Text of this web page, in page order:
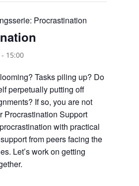
Procrastination
15:00
Tasks piling up? Do
perpetually putting off
If so, you are not
Procrastination Support
with practical
from peers facing the
Let’s work on getting